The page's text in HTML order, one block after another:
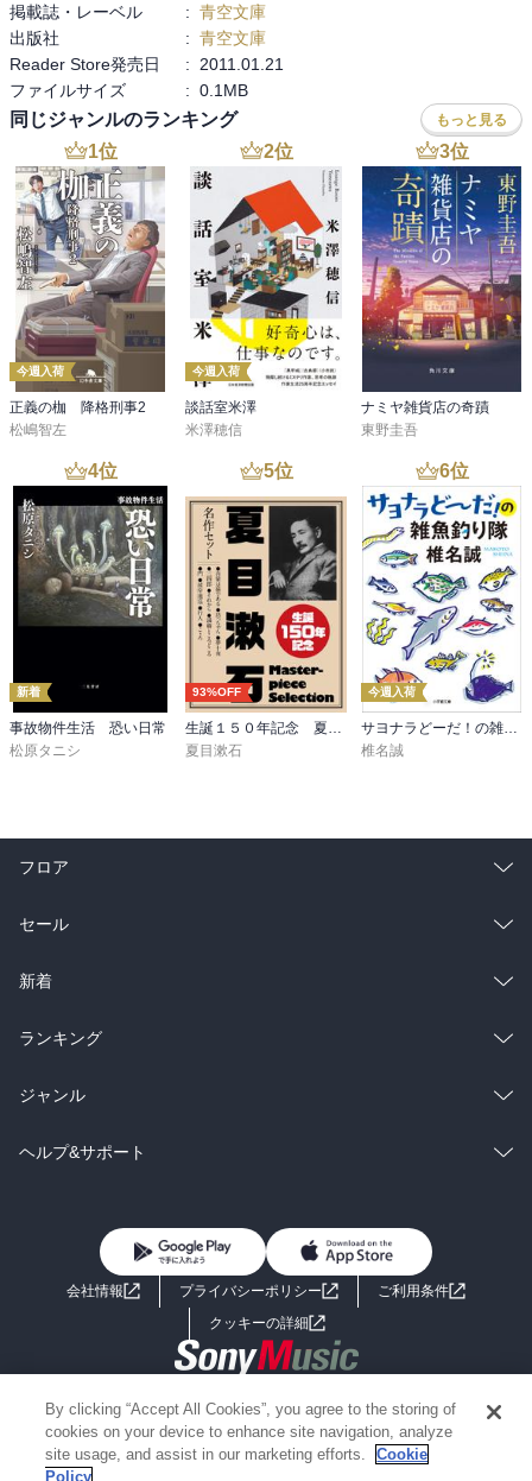
掲載誌・レーベル
: 青空文庫
出版社
: 青空文庫
Reader Store発売日
:
2011.01.21
ファイルサイズ
: 0.1MB
同じジャンルのランキング もっと見る
1位
今週入荷
正義の枷 降格刑事2
松嶋智左
2位
今週入荷
談話室米澤
米澤穂信
3位
ナミヤ雑貨店の奇蹟
東野圭吾
4位
新着
事故物件生活 恐い日常
松原タニシ
5位
93%OFF
夏目漱石
6位
今週入荷
椎名誠
フロア
総合
ラノベ
雑誌・グラビア
BL・TL
セール
総合
ラノベ
雑誌・グラビア
BL・TL
新着
総合
ラノベ
雑誌・グラビア
ランキング
総合
ラノベ
ジャンル
コミック
ライトノベル 男子向けラノベ
小説
海外小説
ミステリー SF
ヘルプ&サポート
よくあるご質問 お問い合わせ
会社情報 プライバシーポリシー
ご利用条件
クッキーの詳細
Copyright 2017 - 2026 Sony Music Entertainment(Japan) Inc.
Information on the site is for the Japan domestic market only
powered by
By clicking “Accept All Cookies”, you agree to the storing of
cookies on your device to enhance site navigation, analyze
site usage, and assist in our marketing efforts.
Cookie
Policy